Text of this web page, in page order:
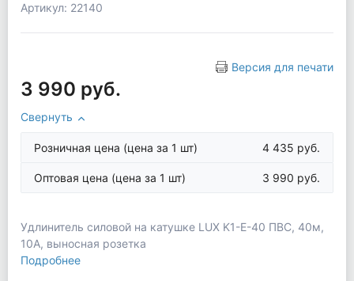
Артикул: 22140
Версия для печати
3 990 руб.
Свернуть
Розничная цена (цена за 1 шт) 4 435 руб.
Оптовая цена (цена за 1 шт) 3 990 руб.
Удлинитель силовой на катушке LUX K1-Е-40 ПВС, 40м,
10А, выносная розетка
Подробнее